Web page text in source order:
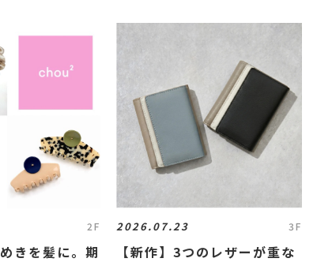
2F
きを髪に。期
2026.07.23 3F
【新作】3つのレザーが重な